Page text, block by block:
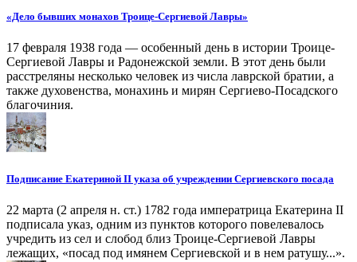
«Дело бывших монахов Троице-Сергиевой Лавры»
17 февраля 1938 года — особенный день в истории Троице-
Сергиевой Лавры и Радонежской земли. В этот день были
расстреляны несколько человек из числа лаврской братии, а
также духовенства, монахинь и мирян Сергиево-Посадского
благочиния.
Подписание Екатериной II указа об учреждении Сергиевского посада
22 марта (2 апреля н. ст.) 1782 года императрица Екатерина II
подписала указ, одним из пунктов которого повелевалось
учредить из сел и слобод близ Троице-Сергиевой Лавры
лежащих, «посад под имянем Сергиевской и в нем ратушу...».